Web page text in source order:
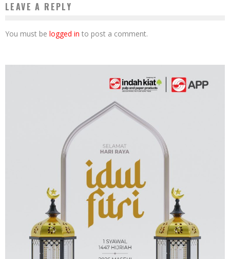
LEAVE A REPLY
You must be logged in to post a comment.